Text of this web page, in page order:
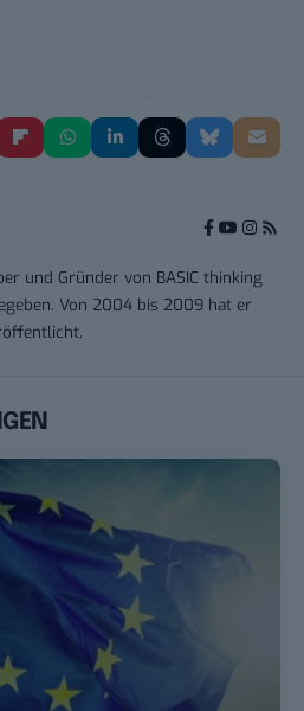
und Gründer von BASIC thinking
Von 2004 bis 2009 hat er